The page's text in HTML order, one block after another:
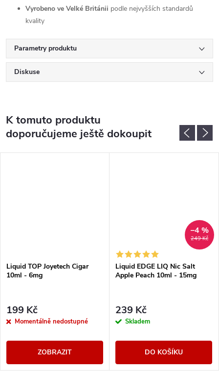
Vyrobeno ve Velké Británii podle nejvyšších standardů
kvality
Parametry produktu
Diskuse
K tomuto produktu
doporučujeme ještě dokoupit
Liquid TOP Joyetech Cigar
10ml - 6mg
199 Kč
Momentálně nedostupné
ZOBRAZIT
249 Kč
–4 %
Liquid EDGE LIQ Nic Salt
Apple Peach 10ml - 15mg
239 Kč
Skladem
DO KOŠÍKU